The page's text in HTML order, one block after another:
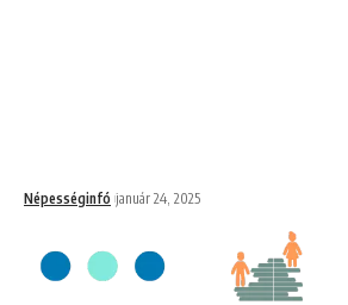
Népességinfó január 24, 2025